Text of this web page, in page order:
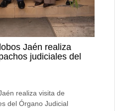
Jaén realiza
judiciales del
realiza visita de
del Órgano Judicial